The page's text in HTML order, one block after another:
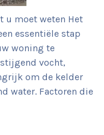
u moet weten Het
essentiële stap
woning te
vocht,
om de kelder
water. Factoren die